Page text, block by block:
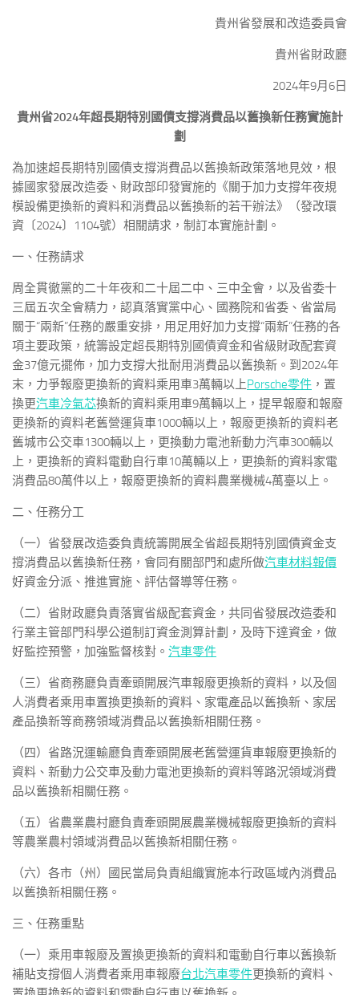
貴州省發展和改造委員會
貴州省財政廳
2024年9月6日
貴州省2024年超長期特別國債支撐消費品以舊換新任務實施計
劃
為加速超長期特別國債支撐消費品以舊換新政策落地見效，根
據國家發展改造委、財政部印發實施的《關于加力支撐年夜規
模設備更換新的資料和消費品以舊換新的若干辦法》（發改環
資〔2024〕1104號）相關請求，制訂本實施計劃。
一、任務請求
周全貫徹黨的二十年夜和二十屆二中、三中全會，以及省委十
三屆五次全會精力，認真落實黨中心、國務院和省委、省當局
關于“兩新”任務的嚴重安排，用足用好加力支撐“兩新”任務的各
項主要政策，統籌設定超長期特別國債資金和省級財政配套資
金37億元擺佈，加力支撐大批耐用消費品以舊換新。到2024年
末，力爭報廢更換新的資料乘用車3萬輛以上Porsche零件 ，置
換更汽車冷氣芯換新的資料乘用車9萬輛以上，提早報廢和報廢
更換新的資料老舊營運貨車1000輛以上，報廢更換新的資料老
舊城市公交車1300輛以上，更換動力電池新動力汽車300輛以
上，更換新的資料電動自行車10萬輛以上，更換新的資料家電
消費品80萬件以上，報廢更換新的資料農業機械4萬臺以上。
二、任務分工
（一）省發展改造委負責統籌開展全省超長期特別國債資金支
撐消費品以舊換新任務，會同有關部門和處所做汽車材料報價
好資金分派、推進實施、評估督導等任務。
（二）省財政廳負責落實省級配套資金，共同省發展改造委和
行業主管部門科學公道制訂資金測算計劃，及時下達資金，做
好監控預警，加強監督核對。 汽車零件
（三）省商務廳負責牽頭開展汽車報廢更換新的資料，以及個
人消費者乘用車置換更換新的資料、家電產品以舊換新、家居
產品換新等商務領域消費品以舊換新相關任務。
（四）省路況運輸廳負責牽頭開展老舊營運貨車報廢更換新的
資料、新動力公交車及動力電池更換新的資料等路況領域消費
品以舊換新相關任務。
（五）省農業農村廳負責牽頭開展農業機械報廢更換新的資料
等農業農村領域消費品以舊換新相關任務。
（六）各市（州）國民當局負責組織實施本行政區域內消費品
以舊換新相關任務。
三、任務重點
（一）乘用車報廢及置換更換新的資料和電動自行車以舊換新
補貼支撐個人消費者乘用車報廢台北汽車零件更換新的資料、